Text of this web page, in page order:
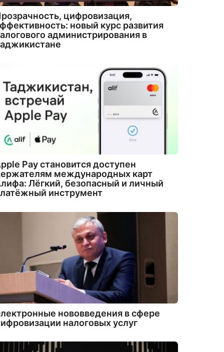
цифровизация,
новый курс развития
администрирования в
Pay становится доступен
международных карт
Лёгкий, безопасный и личный
инструмент
нововведения в сфере
налоговых услуг